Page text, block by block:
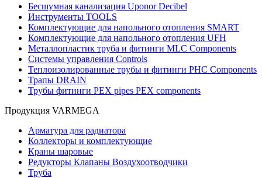
Бесшумная канализация Uponor Decibel
Инструменты TOOLS
Комплектующие для напольного отопления SMART
Комплектующие для напольного отопления UFH
Металлопластик труба и фитинги MLC Components
Системы управления Controls
Теплоизолированные трубы и фитинги PHC Components
Трапы DRAIN
Трубы фитинги PEX pipes PEX components
Продукция VARMEGA
Арматура для радиатора
Коллекторы и комплектующие
Краны шаровые
Редукторы Клапаны Воздухоотводчики
Труба